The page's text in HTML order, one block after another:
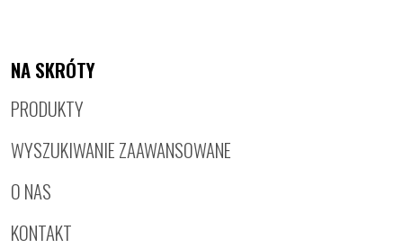
NA SKRÓTY
PRODUKTY
WYSZUKIWANIE ZAAWANSOWANE
O NAS
KONTAKT